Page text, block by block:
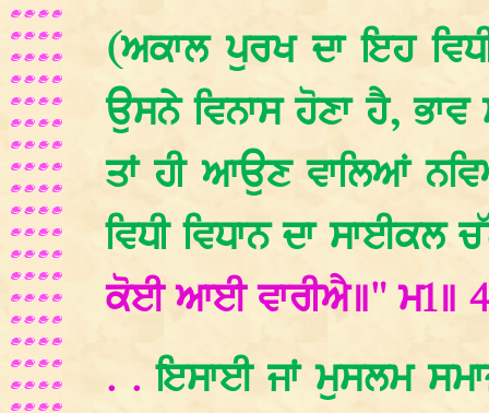
(ਅਕਾਲ ਪੁਰਖ ਦਾ ਇਹ
ਉਸਨੇ ਵਿਨਾਸ ਹੋਣਾ ਹੈ,
ਤਾਂ ਹੀ ਆਉਣ ਵਾਲਿਆਂ
ਵਿਧੀ ਵਿਧਾਨ ਦਾ ਸਾਈਕਲ
ਕੋਈ ਆਈ ਵਾਰੀਐ॥" ਮ1॥
. .ਇਸਾਈ ਜਾਂ ਮੁਸਲਮ